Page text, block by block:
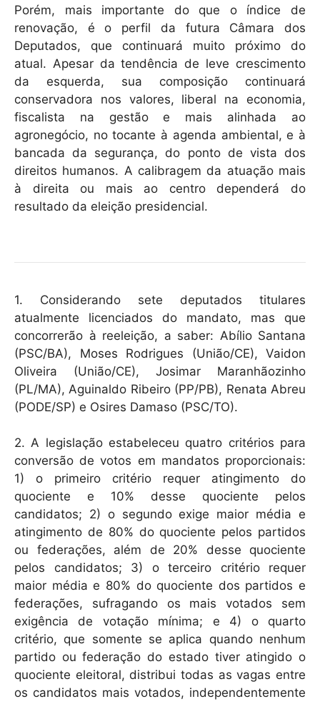
Porém, mais importante do que o índice de
renovação, é o perfil da futura Câmara dos
Deputados, que continuará muito próximo do
atual. Apesar da tendência de leve crescimento
da esquerda, sua composição continuará
conservadora nos valores, liberal na economia,
fiscalista na gestão e mais alinhada ao
agronegócio, no tocante à agenda ambiental, e à
bancada da segurança, do ponto de vista dos
direitos humanos. A calibragem da atuação mais
à direita ou mais ao centro dependerá do
resultado da eleição presidencial.
1. Considerando sete deputados titulares
atualmente licenciados do mandato, mas que
concorrerão à reeleição, a saber: Abílio Santana
(PSC/BA), Moses Rodrigues (União/CE), Vaidon
Oliveira (União/CE), Josimar Maranhãozinho
(PL/MA), Aguinaldo Ribeiro (PP/PB), Renata Abreu
(PODE/SP) e Osires Damaso (PSC/TO).
2. A legislação estabeleceu quatro critérios para
conversão de votos em mandatos proporcionais:
1) o primeiro critério requer atingimento do
quociente e 10% desse quociente pelos
candidatos; 2) o segundo exige maior média e
atingimento de 80% do quociente pelos partidos
ou federações, além de 20% desse quociente
pelos candidatos; 3) o terceiro critério requer
maior média e 80% do quociente dos partidos e
federações, sufragando os mais votados sem
exigência de votação mínima; e 4) o quarto
critério, que somente se aplica quando nenhum
partido ou federação do estado tiver atingido o
quociente eleitoral, distribui todas as vagas entre
os candidatos mais votados, independentemente